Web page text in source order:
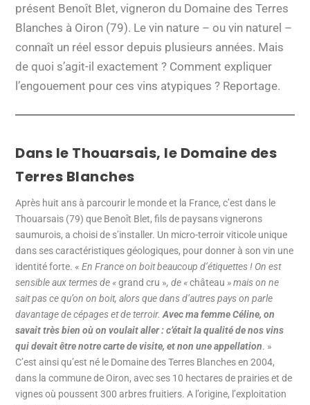
présent Benoît Blet, vigneron du Domaine des Terres
Blanches à Oiron (79). Le vin nature – ou vin naturel –
connaît un réel essor depuis plusieurs années. Mais
de quoi s’agit-il exactement ? Comment expliquer
l’engouement pour ces vins atypiques ? Reportage.
Dans le Thouarsais, le Domaine des
Terres Blanches
Après huit ans à parcourir le monde et la France, c’est dans le
Thouarsais (79) que Benoît Blet, fils de paysans vignerons
saumurois, a choisi de s’installer. Un micro-terroir viticole unique
dans ses caractéristiques géologiques, pour donner à son vin une
identité forte. «En France on boit beaucoup d’étiquettes ! On est
sensible aux termes de «grand cru », de «château » mais on ne
sait pas ce qu’on on boit, alors que dans d’autres pays on parle
davantage de cépages et de terroir.Avec ma femme Céline, on
savait très bien où on voulait aller : c’était la qualité de nos vins
qui devait être notre carte de visite, et non une appellation. »
C’est ainsi qu’est né le Domaine des Terres Blanches en 2004,
dans la commune de Oiron, avec ses 10 hectares de prairies et de
vignes où poussent 300 arbres fruitiers. A l’origine, l’exploitation